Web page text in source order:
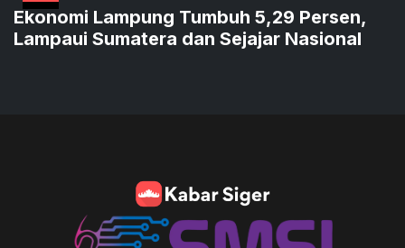
Ekonomi Lampung Tumbuh 5,29 Persen,
Lampaui Sumatera dan Sejajar Nasional